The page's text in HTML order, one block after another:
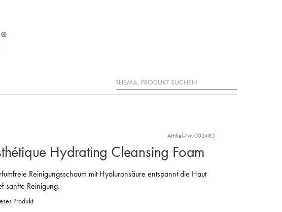
Suche
Artikel-Nr. 002485
Hydrating Cleansing Foam
Reinigungsschaum mit Hyaluronsäure entspannt die Haut
sanfte Reinigung.
Produkt